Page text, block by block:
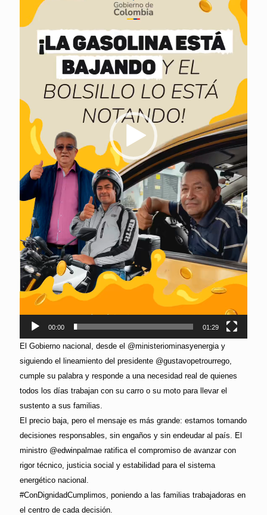
00:00 01:29
El Gobierno nacional, desde el @ministeriominasyenergia y
siguiendo el lineamiento del presidente @gustavopetrourrego,
cumple su palabra y responde a una necesidad real de quienes
todos los días trabajan con su carro o su moto para llevar el
sustento a sus familias.
El precio baja, pero el mensaje es más grande: estamos tomando
decisiones responsables, sin engaños y sin endeudar al país. El
ministro @edwinpalmae ratifica el compromiso de avanzar con
rigor técnico, justicia social y estabilidad para el sistema
energético nacional.
#ConDignidadCumplimos, poniendo a las familias trabajadoras en
el centro de cada decisión.